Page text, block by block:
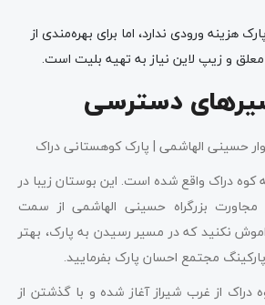
هزینه ورودی ندارد، اما برای بهره‌مندی از
و زیپ لاین نیاز به تهیه بلیت است.
دسترسی
حسینی الهاشمی | پارک کوهستانی دراک
کوه دراک واقع شده است. این بوستان زیبا در
بزرگراه حسینی الهاشمی از سمت
نکنید که در مسیر رسیدن به پارک، بهتر
مجتمع احسان پارک بفرمایید.
دراک از غرب شیراز آغاز شده و با گذشتن از